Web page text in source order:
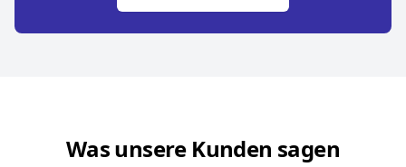
Was unsere Kunden sagen